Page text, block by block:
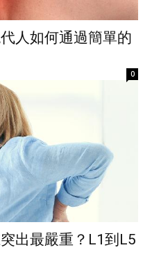
人如何通過簡單的
0
出最嚴重？L1到L5